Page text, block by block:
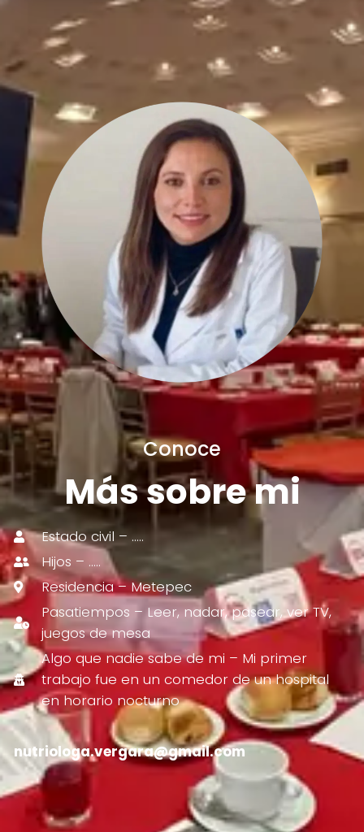
Conoce
Más sobre mi
Estado civil – …..
Hijos – …..
Residencia – Metepec
Pasatiempos – Leer, nadar, pasear, ver TV,
juegos de mesa
Algo que nadie sabe de mi – Mi primer
trabajo fue en un comedor de un hospital
en horario nocturno
nutriologa.vergara@gmail.com